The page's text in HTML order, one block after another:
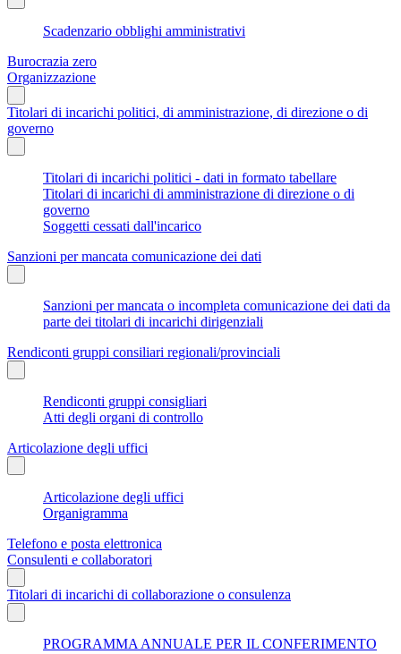
Scadenzario obblighi amministrativi
Burocrazia zero
Organizzazione
Titolari di incarichi politici, di amministrazione, di direzione o di
governo
Titolari di incarichi politici - dati in formato tabellare
Titolari di incarichi di amministrazione di direzione o di
governo
Soggetti cessati dall'incarico
Sanzioni per mancata comunicazione dei dati
Sanzioni per mancata o incompleta comunicazione dei dati da
parte dei titolari di incarichi dirigenziali
Rendiconti gruppi consiliari regionali/provinciali
Rendiconti gruppi consigliari
Atti degli organi di controllo
Articolazione degli uffici
Articolazione degli uffici
Organigramma
Telefono e posta elettronica
Consulenti e collaboratori
Titolari di incarichi di collaborazione o consulenza
PROGRAMMA ANNUALE PER IL CONFERIMENTO